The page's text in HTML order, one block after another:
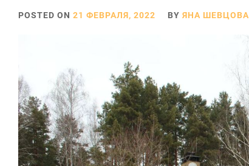
POSTED ON 21 ФЕВРАЛЯ, 2022 BY ЯНА ШЕВЦОВА